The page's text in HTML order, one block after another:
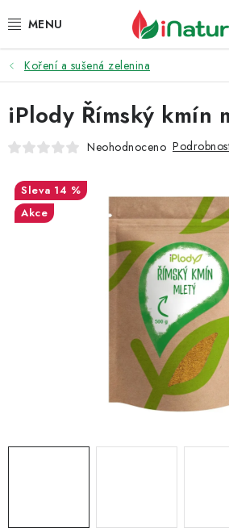
na
POTRAVINY
OŘECHY A SUŠENÉ PLODY
SNACKY
NÁPOJE
EKO DROGERIE A KOSMETIKA
ZNAČKY
Koření a sušená zelenina
iPlody Římský kmín
Neohodnoceno
14 %
Akce